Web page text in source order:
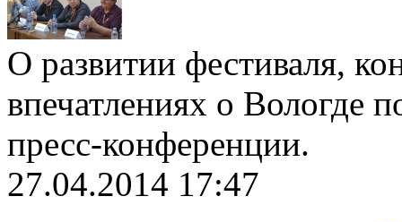
О развитии фестиваля,
впечатлениях о Вологде
пресс-конференции.
27.04.2014 17:47